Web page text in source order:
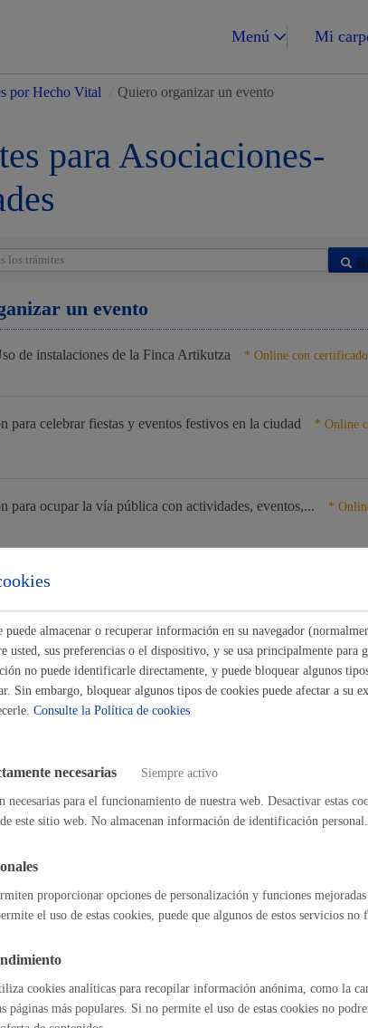
Menú Mi
Vivienda y
Espacio
Euskera
Desarrollo
Turismo
por Hecho Vital Quiero organizar un evento
para Asociaciones-
un evento
de instalaciones de la Finca Artikutza * Online con
para celebrar fiestas y eventos festivos en la ciudad
* Online
para ocupar la vía pública con actividades, eventos,...
*
para ocupar la vía pública con vehículo o accesos puntuales
y Danza - Solicitud de actuaciones de la Banda de
y Danza - Utilización gratuita de espacios mediante
Gandhi del Palacio de Aiete * Online con certificado
almacenar o recuperar información en su navegador
usted, sus preferencias o el dispositivo, y se usa principalmente para
no puede identificarle directamente, y puede bloquear algunos
Sin embargo, bloquear algunos tipos de cookies puede afectar a su
Consulte la Política de cookies
necesarias Siempre activo
necesarias para el funcionamiento de nuestra web. Desactivar estas
este sitio web. No almacenan información de identificación personal.
proporcionar opciones de personalización y funciones
el uso de estas cookies, puede que algunos de estos servicios no
cookies analíticas para recopilar información anónima, como la
páginas más populares. Si no permite el uso de estas cookies no